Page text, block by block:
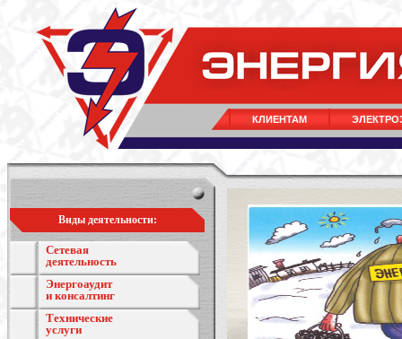
КЛИЕНТАМ
Виды деятельности:
Сетевая
деятельность
Энергоаудит
и консалтинг
Технические
услуги